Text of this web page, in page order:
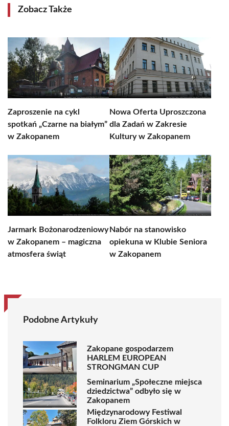
Zobacz Także
Zaproszenie na cykl
spotkań „Czarne na białym”
w Zakopanem
Nowa Oferta Uproszczona
dla Zadań w Zakresie
Kultury w Zakopanem
Jarmark Bożonarodzeniowy
w Zakopanem – magiczna
atmosfera świąt
Nabór na stanowisko
opiekuna w Klubie Seniora
w Zakopanem
Podobne Artykuły
Zakopane gospodarzem
HARLEM EUROPEAN
STRONGMAN CUP
Seminarium „Społeczne miejsca
dziedzictwa” odbyło się w
Zakopanem
Międzynarodowy Festiwal
Folkloru Ziem Górskich w